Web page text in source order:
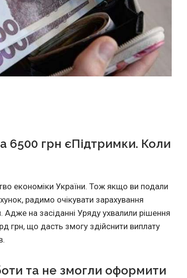
6500 грн єПідтримки. Коли
економіки України. Тож якщо ви подали
радимо очікувати зарахування
на засіданні Уряду ухвалили рішення
грн, що дасть змогу здійснити виплату
та не змогли оформити